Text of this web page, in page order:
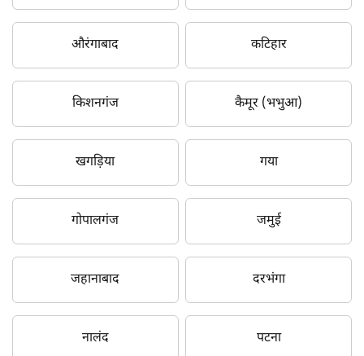
औरंगाबाद कटिहार
किशनगंज कैमूर (भभुआ)
खगड़िया गया
गोपालगंज जमुई
जहानाबाद दरभंगा
नालंद पटना